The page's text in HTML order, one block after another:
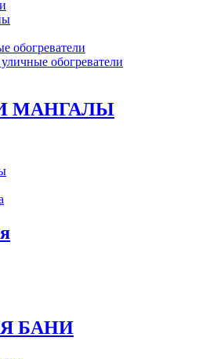
обогреватели
обогреватели
МАНГАЛЫ
БАНИ